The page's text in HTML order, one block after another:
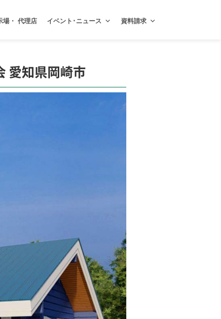
場・ 代理店 イベント･ニュース 資料請求
愛知県岡崎市